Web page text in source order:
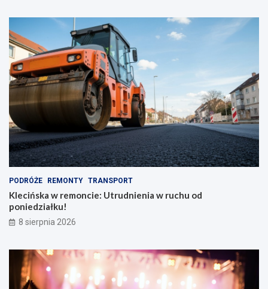
n
y
m
p
l
e
c
a
k
e
m
e
k
t
y
w
y
!
PODRÓŻE REMONTY TRANSPORT
Klecińska w remoncie: Utrudnienia w ruchu od
poniedziałku!
8 sierpnia 2026